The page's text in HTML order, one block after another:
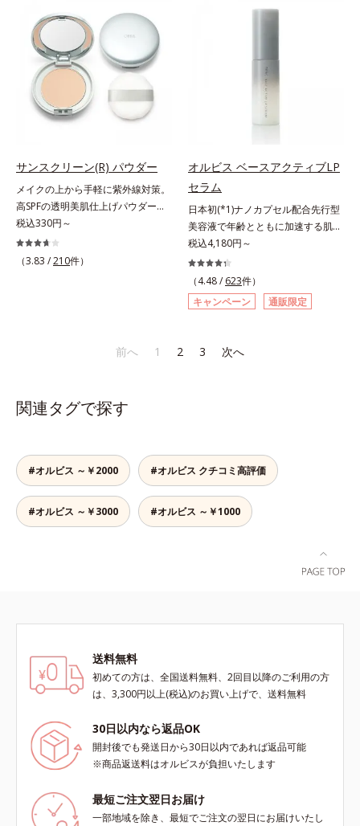
へ導く保湿成分、植物由来アミノ酸
（エルゴチオネイン）配合＝肌を整
え、すこやかに保つ保湿成分、微生
物由来アミノ酸（エクトイン）配合
＝乱れた角層にうるおいを与え、肌
荒れを防ぐ保湿成分*5 ウォッシュ
を除くLM＝さっぱり高保湿タイプ
へ導く保湿成分、植物由来アミノ酸
物由来アミノ酸（エクトイン）配合
＝乱れた角層にうるおいを与え、肌
荒れを防ぐ保湿成分*5 ウォッシュ
を除くLM＝さっぱり高保湿タイプ
（脂性肌～普通肌）RM＝しっとり
敏感スランプの原因にアプローチす
る持続型トリプルアミノ酸(*4)を配
合。もともと体内にあるアミノ酸は
異物として排出されにくく、肌にと
どまってうるおいを蓄えてくれま
す。刺激を受けやすくなった角層を
うるおいで満たし、脱・敏感肌を目
料・アルコールフリー・パラベンフ
リーで、徹底的に肌に寄り添いま
す。*1 乾燥と敏感をくり返すこと
*2 敏感肌対象連用テスト済（すべ
ての方のお肌に合うということでは
ありません）*3 乾燥して敏感に感
じやすい状態のこと*4 発酵アミノ
こやかに保つ保湿成分、微生物由来
アミノ酸（エクトイン）配合＝乱れ
ミを予防するお手入れを続けること
(*1)有効成分「m-ピクセノール（デ
クスパンテノールW）」を配合。シ
ミの原因になると考えられる“メラ
ニンの塊”を居座らせない(*1)、粉砕
と排出サポート(*5)の2ステップで
カスを防ぎます。さらに、「アルテ
アネスレ(*6)」を配合し、うるおい
に満ちた自分本来の澄み渡るような
透明感を目指します。手に取った
時、なじませた時、後肌、と3段階
に変化するテクスチャーは、肌にす
ばやくなじみ、毎日の美白ケアを楽
しくする使いごこちを叶えました。
*1 メラニンの蓄積を抑え、シミ・
ソバカスを防ぐ*2 デクスパンテノ
と*4 うるおいによる透明感のある
肌*5 ターンオーバーを促進して、
サンスクリーン(R) パウダー
メイクの上から手軽に紫外線対策。
高SPFの透明美肌仕上げパウダー。
メイクの上から手を汚さずに紫外線
対策ができるUVカットパウダーで
す。“素肌のようななめらかな軽
す。毛穴や色ムラをカバーしながら
(*1)」にあります。7種の球状粉体
板状粉体が光を反射して、すっぴん
肌のようなナチュラルなツヤ感を演
出します。また、皮脂を吸着する
「あぶらとりパウダー(*3)」を配合
し、くずれ＆テカリを防いでサラサ
ォータープルーフ(*4)だから、レジ
シリカ、セルロース、窒化ホウ素配
合＝セミマット肌を叶える球状と板
状の粉体*2 シリカ6種類、セルロー
粉体*4 化粧持ち性能
税込330円～
（3.83 /210件）
オルビス ベースアクティブLP
セラム
日本初(*1)ナノカプセル配合先行型
美容液で年齢とともに加速する肌悩
み(*2)にブレーキを。スキンケアの
打ち止め感に。年齢とともに加速す
る肌悩み(*2)にブレーキをかけ、化
粧水前の土台(*3)づくりで、うるお
いに満ち満ちた内側から弾むような
と不安…。いろいろケアしているの
に、あと一歩肌悩みが晴れない…。
透をサポートし、角層すみずみをう
るおいで満たします。さらに“うる
おいの通り道”を作って化粧水のな
じみ感をUP。化粧水前に使うこと
で、普段の化粧水の手ごたえをより
－２０）アルキルグルコシドの組み
合わせが初（2023年4月 Mintel社デ
るおい不足など*3 お手入れのファ
ーストステップのこと*4 細胞間脂
質に類似した構造*5 保湿成分
税込4,180円～
（4.48 / 623件）
キャンペーン
通販限定
前へ 1 2 3 次へ
関連タグで探す
#オルビス ～￥2000 #オルビス クチコミ高評価
#オルビス ～￥3000 #オルビス ～￥1000
送料無料
初めての方は、全国送料無料、2回目以降のご利用の方
は、3,300円以上(税込)のお買い上げで、送料無料
30日以内なら返品OK
開封後でも発送日から30日以内であれば返品可能
※商品返送料はオルビスが負担いたします
最短ご注文翌日お届け
一部地域を除き、最短でご注文の翌日にお届けいたし